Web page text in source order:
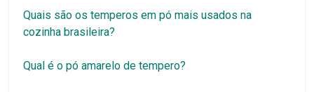
Quais são os temperos em pó mais usados na
cozinha brasileira?
Qual é o pó amarelo de tempero?